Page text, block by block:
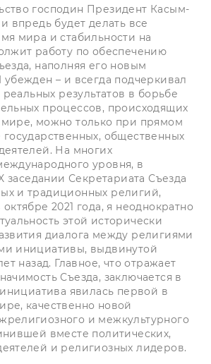
господин Президент Касым-
впредь будет делать все
мира и стабильности на
работу по обеспечению
наполняя его новым
– и всегда подчеркивал
реальных результатов в борьбе
процессов, происходящих
можно только при прямом
государственных, общественных
На многих
уровня, в
заседании Секретариата Съезда
и традиционных религий,
2021 года, я неоднократно
этой исторически
диалога между религиями
инициативы, выдвинутой
назад. Главное, что отражает
Съезда, заключается в
явилась первой в
качественно новой
и межкультурного
вместе политических,
и религиозных лидеров.